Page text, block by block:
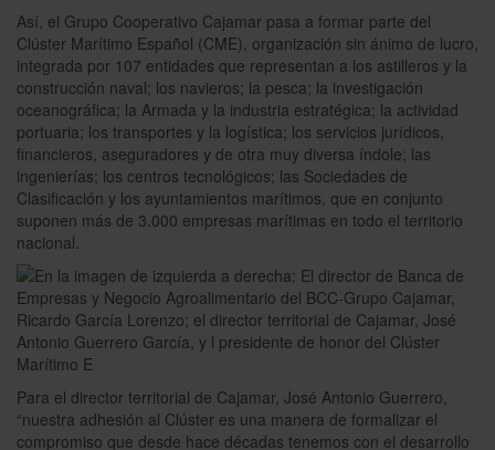
Así, el Grupo Cooperativo Cajamar pasa a formar parte del
Clúster Marítimo Español (CME), organización sin ánimo de lucro,
integrada por 107 entidades que representan a los astilleros y la
construcción naval; los navieros; la pesca; la investigación
oceanográfica; la Armada y la industria estratégica; la actividad
portuaria; los transportes y la logística; los servicios jurídicos,
financieros, aseguradores y de otra muy diversa índole; las
ingenierías; los centros tecnológicos; las Sociedades de
Clasificación y los ayuntamientos marítimos, que en conjunto
suponen más de 3.000 empresas marítimas en todo el territorio
nacional.
Para el director territorial de Cajamar, José Antonio Guerrero,
“nuestra adhesión al Clúster es una manera de formalizar el
compromiso que desde hace décadas tenemos con el desarrollo